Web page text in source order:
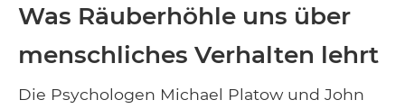
Was Räuberhöhle uns über
menschliches Verhalten lehrt
Die Psychologen Michael Platow und John